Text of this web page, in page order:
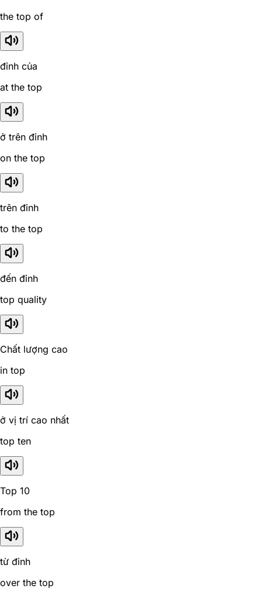
the top of
đỉnh của
at the top
ở trên đỉnh
on the top
trên đỉnh
to the top
đến đỉnh
top quality
Chất lượng cao
in top
ở vị trí cao nhất
top ten
Top 10
from the top
từ đỉnh
over the top